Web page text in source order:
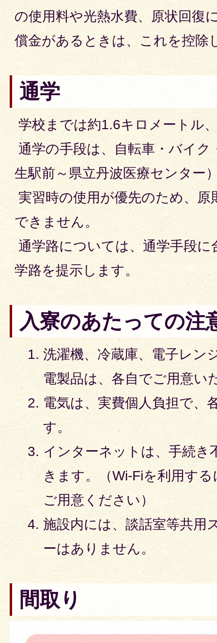
の使用料や光熱水費、原状回復
償金があるときは、これを控除
通学
学校までは約1.6キロメートル
通学の手段は、自転車・バイク
生駅前～県立丹波医療センター
実習時の使用が優先のため、原
できません。
通学路については、通学手段
学路を提示します。
入寮のあたっての注
洗濯機、冷蔵庫、電子レン
電製品は、各自でご用意い
電気は、実費個人負担で、
す。
インターネットは、手続き
きます。（Wi-Fiを利用す
ご用意ください）
施設内には、談話室等共用
ーはありません。
間取り